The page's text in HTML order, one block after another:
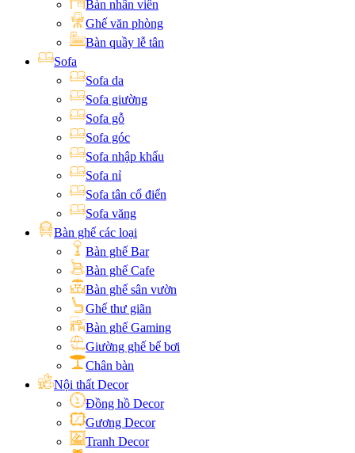
Bàn nhân viên
Ghế văn phòng
Bàn quầy lễ tân
Sofa
Sofa da
Sofa giường
Sofa gỗ
Sofa góc
Sofa nhập khẩu
Sofa nỉ
Sofa tân cổ điển
Sofa văng
Bàn ghế các loại
Bàn ghế Bar
Bàn ghế Cafe
Bàn ghế sân vườn
Ghế thư giãn
Bàn ghế Gaming
Giường ghế bể bơi
Chân bàn
Nội thất Decor
Đồng hồ Decor
Gương Decor
Tranh Decor